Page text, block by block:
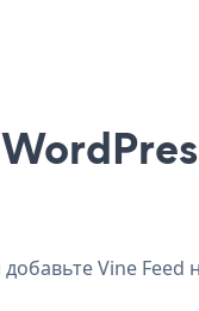
Vine Feed